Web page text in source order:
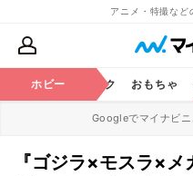
アニメ・特撮など
ホビー
鉄道 コミック おもちゃ
Googleでマイナビ
『ゴジラ×モスラ×